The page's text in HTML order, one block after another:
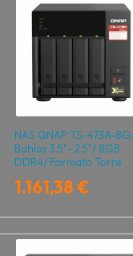
NAS QNAP TS-473A-
Bahías 3.5"- 2.5"/ 8GB
DDR4/ Formato Torre
1.161,38 €